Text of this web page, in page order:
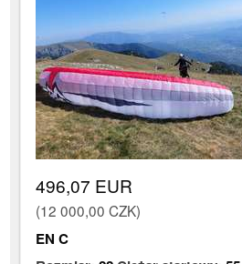
496,07 EUR
(12 000,00 CZK)
EN C